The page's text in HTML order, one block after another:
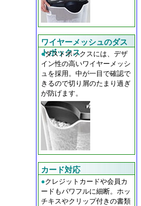
ワイヤーメッシュのダス
トボックス
●ダストボックスには、デザ
イン性の高いワイヤーメッシ
ュを採用。中が一目で確認で
きるので切り屑のたまり過ぎ
が防げます。
カード対応
●クレジットカードや会員カ
ードもパワフルに細断。ホッ
チキスやクリップ付きの書類